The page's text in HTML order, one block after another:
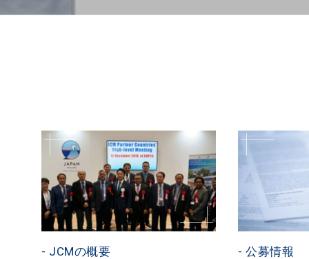
- JCMの概要 - 公募情報